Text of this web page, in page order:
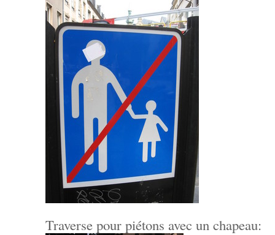
Traverse pour piétons avec un chapeau: